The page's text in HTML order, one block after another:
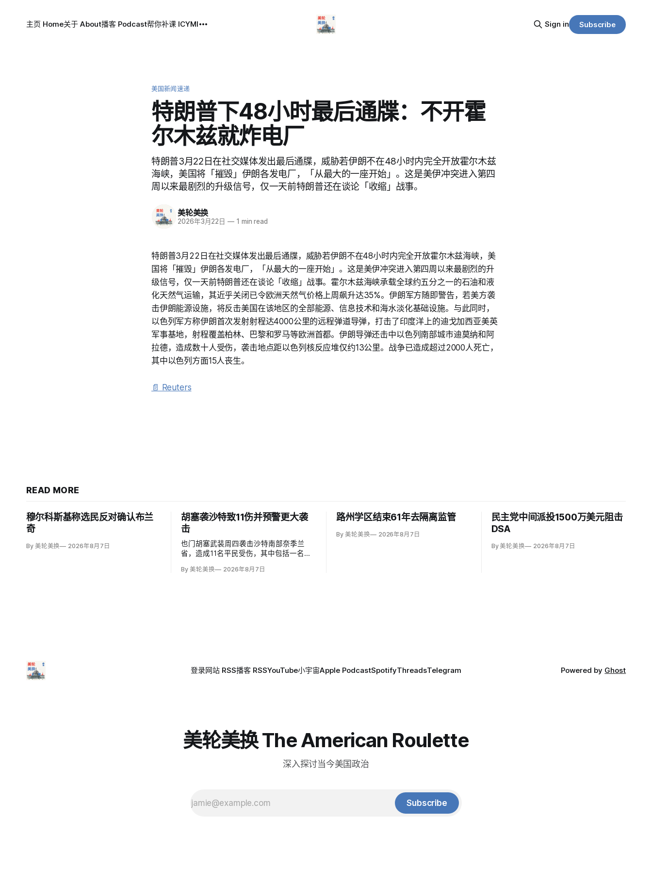
主页 Home关于 About播客 Podcast帮你补课 ICYMI Sign in Subscribe
美国新闻速递
特朗普下48小时最后通牒：不开霍
尔木兹就炸电厂
特朗普3月22日在社交媒体发出最后通牒，威胁若伊朗不在48小时内完全开放霍尔木兹
海峡，美国将「摧毁」伊朗各发电厂，「从最大的一座开始」。这是美伊冲突进入第四
周以来最剧烈的升级信号，仅一天前特朗普还在谈论「收缩」战事。
美轮美换
2026年3月22日 — 1 min read
特朗普3月22日在社交媒体发出最后通牒，威胁若伊朗不在48小时内完全开放霍尔木兹海峡，美
国将「摧毁」伊朗各发电厂，「从最大的一座开始」。这是美伊冲突进入第四周以来最剧烈的升
级信号，仅一天前特朗普还在谈论「收缩」战事。霍尔木兹海峡承载全球约五分之一的石油和液
化天然气运输，其近乎关闭已令欧洲天然气价格上周飙升达35%。伊朗军方随即警告，若美方袭
击伊朗能源设施，将反击美国在该地区的全部能源、信息技术和海水淡化基础设施。与此同时，
以色列军方称伊朗首次发射射程达4000公里的远程弹道导弹，打击了印度洋上的迪戈加西亚美英
军事基地，射程覆盖柏林、巴黎和罗马等欧洲首都。伊朗导弹还击中以色列南部城市迪莫纳和阿
拉德，造成数十人受伤，袭击地点距以色列核反应堆仅约13公里。战争已造成超过2000人死亡，
其中以色列方面15人丧生。
📄 Reuters
READ MORE
穆尔科斯基称选民反对确认布兰
奇
By 美轮美换 2026年8月7日
胡塞袭沙特致11伤并预警更大袭
击
也门胡塞武装周四袭击沙特南部奈季兰
省，造成11名平民受伤，其中包括一名二
图尔基·马利基（Turki al-Maliki）指控胡塞
By 美轮美换 2026年8月7日
路州学区结束61年去隔离监管
By 美轮美换 2026年8月7日
民主党中间派投1500万美元阻击
DSA
By 美轮美换 2026年8月7日
登录网站 RSS播客 RSSYouTube小宇宙Apple PodcastSpotifyThreadsTelegram Powered by Ghost
美轮美换 The American Roulette
深入探讨当今美国政治
Subscribe